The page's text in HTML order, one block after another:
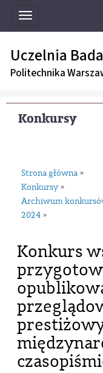
Toggle
navigation
Uczelnia
Politechnika
Konkursy
Strona główna »
Konkursy »
Archiwum
2024 »
Konkurs